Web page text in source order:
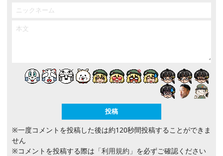
※一度コメントを投稿した後は約120秒間投稿することができま
せん
※コメントを投稿する際は 「利用規約」 を必ずご確認ください